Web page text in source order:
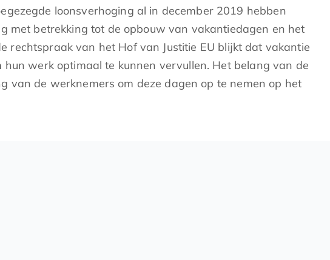
loonsverhoging al in december 2019 hebben
met betrekking tot de opbouw van vakantiedagen en het
rechtspraak van het Hof van Justitie EU blijkt dat vakantie
werk optimaal te kunnen vervullen. Het belang van de
de werknemers om deze dagen op te nemen op het